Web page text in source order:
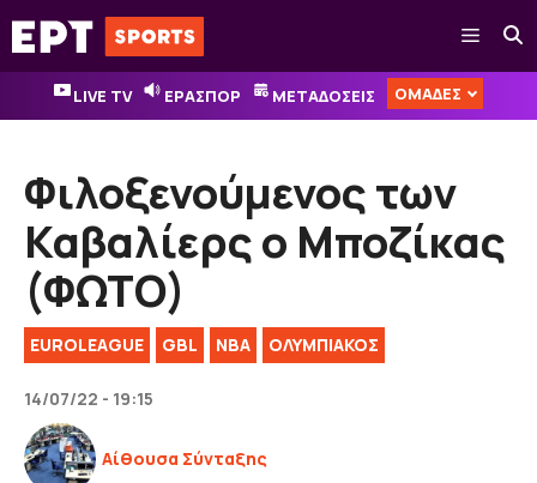
Μετάβαση
σε
περιεχόμενο
Μενού
LIVE TV ΕΡΑΣΠΟΡ ΜΕΤΑΔΟΣΕΙΣ ΟΜΑΔΕΣ
Φιλοξενούμενος των
Καβαλίερς ο Μποζίκας
(ΦΩΤΟ)
EUROLEAGUE GBL NBA ΟΛΥΜΠΙΑΚΟΣ
14/07/22 - 19:15
Αίθουσα Σύνταξης